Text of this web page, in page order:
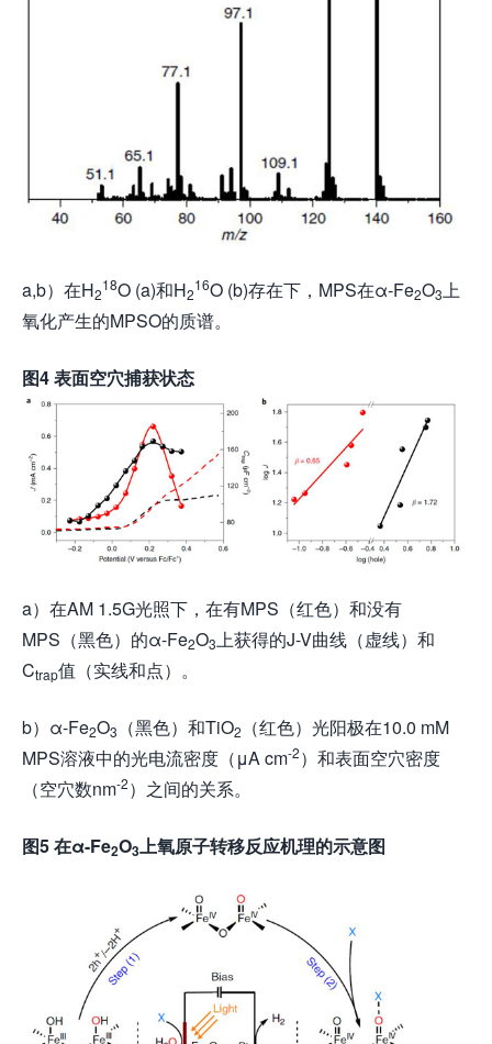
a,b）在H2
18O (a)和H2
16O (b)存在下，MPS在α-Fe2O3上
氧化产生的MPSO的质谱。
图4表面空穴捕获状态
a）在AM 1.5G光照下，在有MPS（红色）和没有
MPS（黑色）的α-Fe2O3上获得的J-V曲线（虚线）和
Ctrap值（实线和点）。
b）α-Fe2O3 （黑色）和TiO2
（红色）光阳极在10.0 mM
MPS溶液中的光电流密度（μA cm-2）和表面空穴密度
（空穴数nm-2）之间的关系。
图5在α-Fe2O3上氧原子转移反应机理的示意图